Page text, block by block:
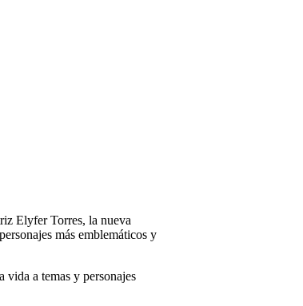
Elyfer Torres, la nueva
más emblemáticos y
vida a temas y personajes